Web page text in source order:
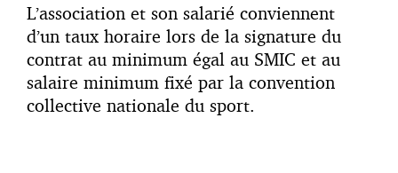
L’association et son salarié conviennent
d’un taux horaire lors de la signature du
contrat au minimum égal au SMIC et au
salaire minimum fixé par la convention
collective nationale du sport.